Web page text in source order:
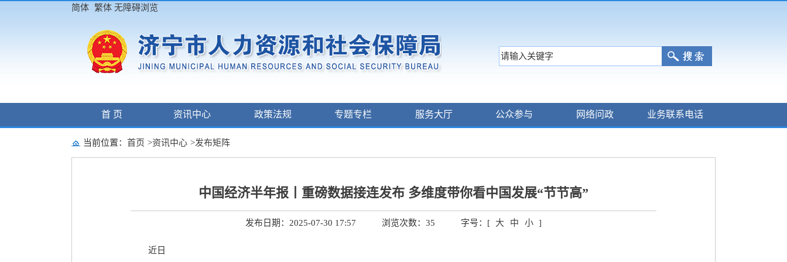
简体 繁体 无障碍浏览
首 页 资讯中心 政策法规 专题专栏 服务大厅 公众参与 网络问政 业务联系电话
当前位置： 首页 >资讯中心 >发布矩阵
中国经济半年报丨重磅数据接连发布 多维度带你看中国发展“节节高”
发布日期：2025-07-30 17:57 浏览次数： 35 字号：[ 大 中 小 ]
近日